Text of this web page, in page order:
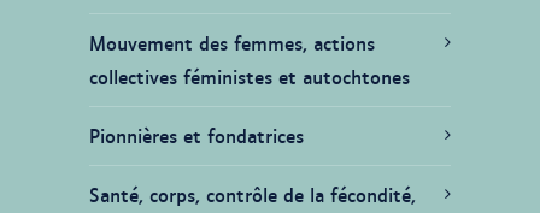
Mouvement des femmes, actions
collectives féministes et autochtones
Pionnières et fondatrices
Santé, corps, contrôle de la fécondité,